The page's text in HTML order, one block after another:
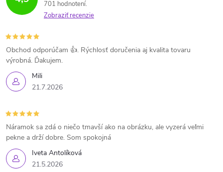
701 hodnotení
Zobraziť recenzie
Mili
21.7.2026
Obchod odporúčam 👍. Rýchlosť doručenia aj kvalita tovaru
výrobná. Ďakujem.
Iveta Antolíková
21.5.2026
Náramok sa zdá o niečo tmavší ako na obrázku, ale vyzerá veľmi
pekne a drží dobre. Som spokojná